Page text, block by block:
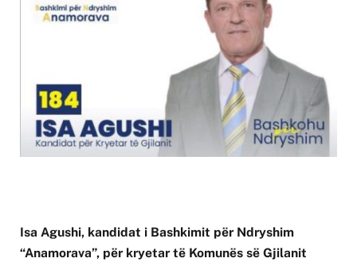
Isa Agushi, kandidat i Bashkimit për Ndryshim
“Anamorava”, për kryetar të Komunës së Gjilanit